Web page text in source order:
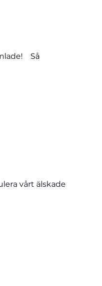
Så
vårt älskade